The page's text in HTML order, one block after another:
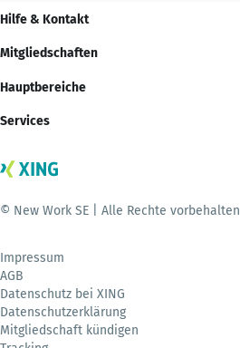
Hilfe & Kontakt
Mitgliedschaften
Hauptbereiche
Services
© New Work SE | Alle Rechte vorbehalten
Impressum
AGB
Datenschutz bei XING
Datenschutzerklärung
Mitgliedschaft kündigen